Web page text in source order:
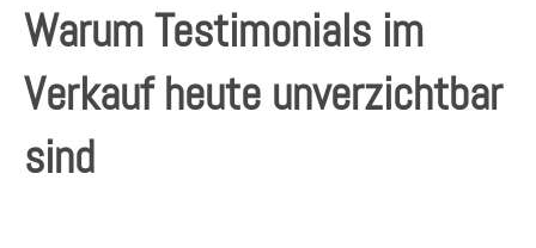
Warum Testimonials im
Verkauf heute unverzichtbar
sind